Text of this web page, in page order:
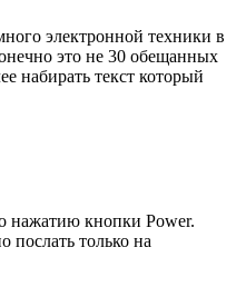
электронной техники в
это не 30 обещанных
набирать текст который
нажатию кнопки Power.
послать только на